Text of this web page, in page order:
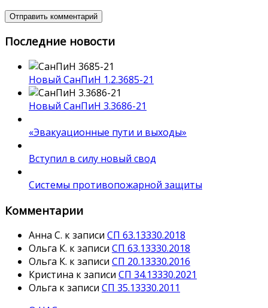
Последние новости
Новый СанПиН 1.2.3685-21
Новый СанПиН 3.3686-21
«Эвакуационные пути и выходы»
Вступил в силу новый свод
Системы противопожарной защиты
Комментарии
Анна С. к записи СП 63.13330.2018
Ольга К. к записи СП 63.13330.2018
Ольга К. к записи СП 20.13330.2016
Кристина к записи СП 34.13330.2021
Ольга к записи СП 35.13330.2011